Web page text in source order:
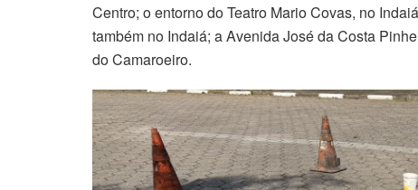
Centro; o entorno do Teatro Mario Covas, no
também no Indaiá; a Avenida José da Costa
do Camaroeiro.